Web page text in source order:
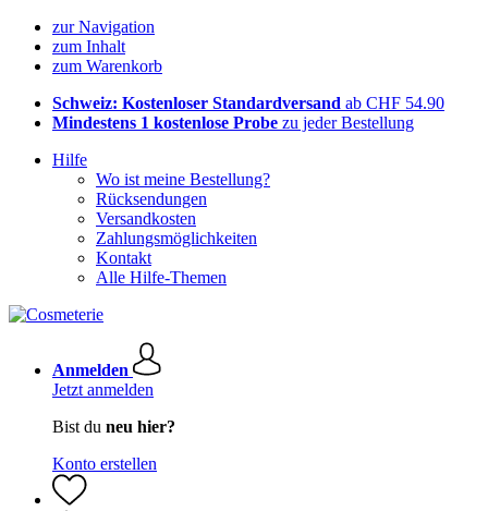
zur Navigation
zum Inhalt
zum Warenkorb
Schweiz: Kostenloser Standardversand ab CHF 54.90
Mindestens 1 kostenlose Probe zu jeder Bestellung
Hilfe
Wo ist meine Bestellung?
Rücksendungen
Versandkosten
Zahlungsmöglichkeiten
Kontakt
Alle Hilfe-Themen
Anmelden
Jetzt anmelden
Bist du neu hier?
Konto erstellen